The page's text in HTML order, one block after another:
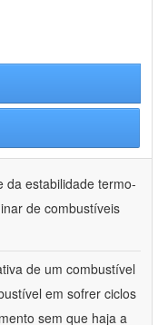
da estabilidade termo-
de combustíveis
de um combustível
em sofrer ciclos
sem que haja a